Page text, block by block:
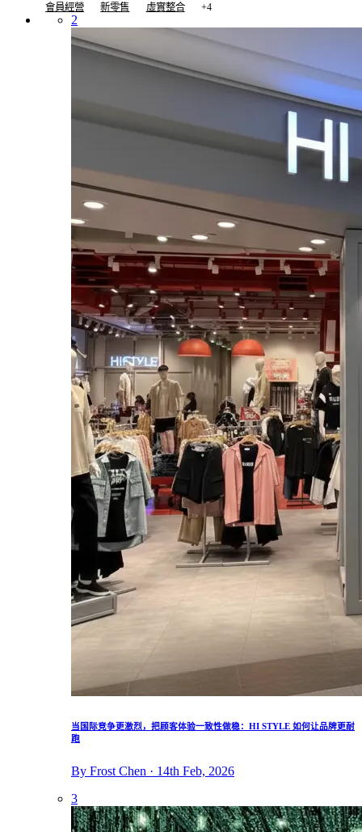
會員經營 新零售 虛實整合 +4
2
当国际竞争更激烈，把顾客体验一致性做稳：HI STYLE 如何让品牌更耐
跑
By Frost Chen · 14th Feb, 2026
3